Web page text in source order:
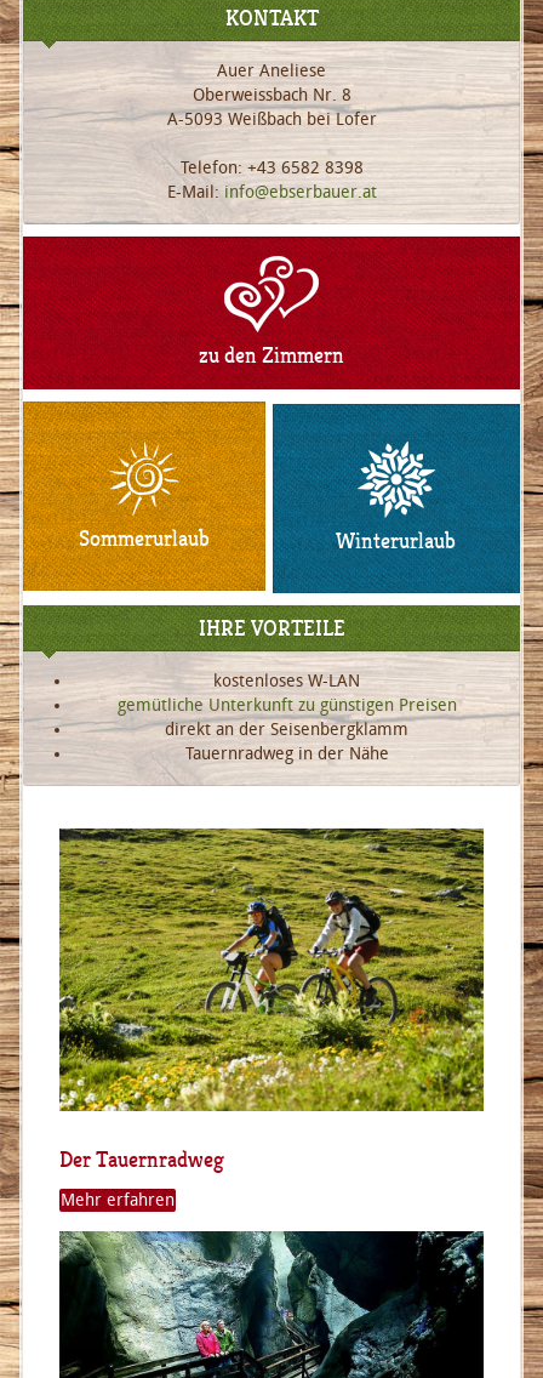
KONTAKT
Auer Aneliese
Oberweissbach Nr. 8
A-5093 Weißbach bei Lofer
Telefon: +43 6582 8398
E-Mail: info@ebserbauer.at
zu den Zimmern
Sommerurlaub Winterurlaub
IHRE VORTEILE
kostenloses W-LAN
gemütliche Unterkunft zu günstigen Preisen
direkt an der Seisenbergklamm
Tauernradweg in der Nähe
Der Tauernradweg
Mehr erfahren